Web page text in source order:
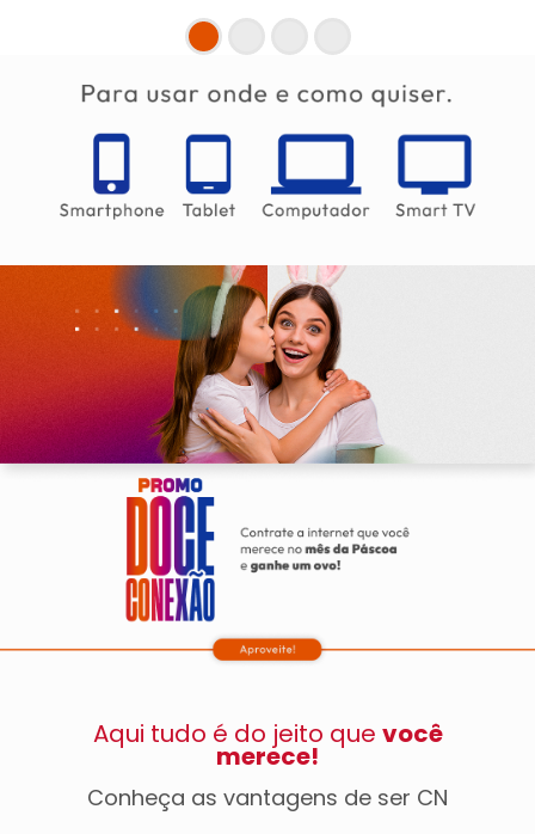
Aqui tudo é do jeito que você
merece!
Conheça as vantagens de ser CN